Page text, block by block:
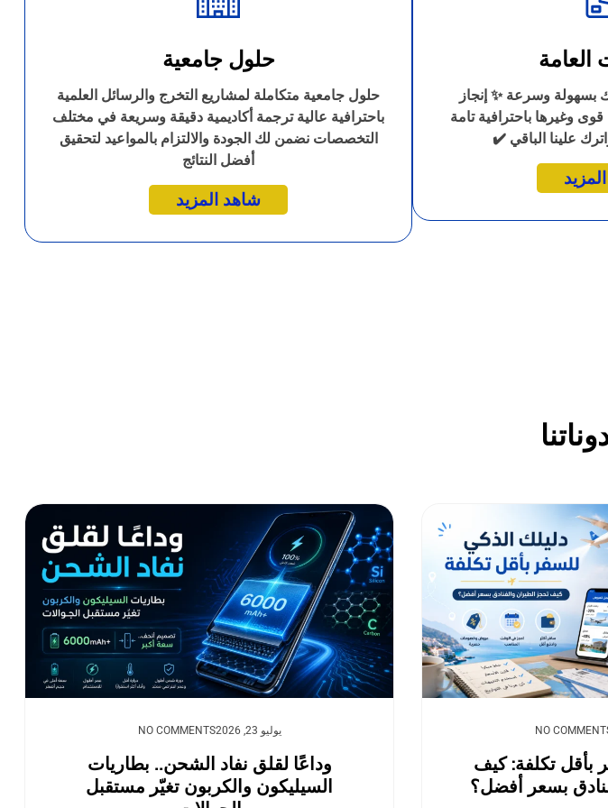
العامة
بسهولة وسرعة ✨ إنجاز
وغيرها باحترافية تامة
علينا الباقي ✔️
حلول جامعية
حلول جامعية متكاملة لمشاريع التخرج والرسائل العلمية
باحترافية عالية ترجمة أكاديمية دقيقة وسريعة في مختلف
التخصصات نضمن لك الجودة والالتزام بالمواعيد لتحقيق
أفضل النتائج
شاهد المزيد
NO
بأقل تكلفة: كيف
بسعر أفضل؟
يوليو 23, 2026 NO COMMENTS
وداعًا لقلق نفاد الشحن.. بطاريات
السيليكون والكربون تغيّر مستقبل